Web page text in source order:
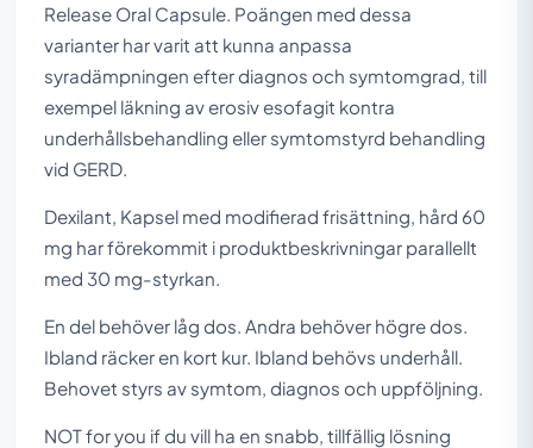
Release Oral Capsule. Poängen med dessa
varianter har varit att kunna anpassa
syradämpningen efter diagnos och symtomgrad, till
exempel läkning av erosiv esofagit kontra
underhållsbehandling eller symtomstyrd behandling
vid GERD.
Dexilant, Kapsel med modifierad frisättning, hård 60
mg har förekommit i produktbeskrivningar parallellt
med 30 mg-styrkan.
En del behöver låg dos. Andra behöver högre dos.
Ibland räcker en kort kur. Ibland behövs underhåll.
Behovet styrs av symtom, diagnos och uppföljning.
NOT for you if du vill ha en snabb, tillfällig lösning